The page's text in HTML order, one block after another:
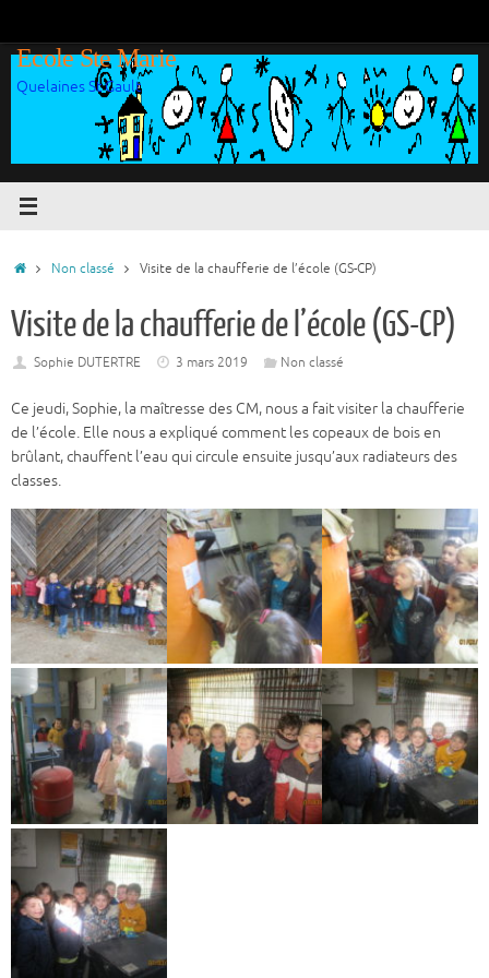
contenu
Ecole Ste Marie
Quelaines St Gault
AccueilNon classé Visite de la chaufferie de l’école (GS-CP)
Visite de la chaufferie de l’école (GS-CP)
Sophie DUTERTRE 3 mars 2019 Non classé
Ce jeudi, Sophie, la maîtresse des CM, nous a fait visiter la chaufferie
de l’école. Elle nous a expliqué comment les copeaux de bois en
brûlant, chauffent l’eau qui circule ensuite jusqu’aux radiateurs des
classes.